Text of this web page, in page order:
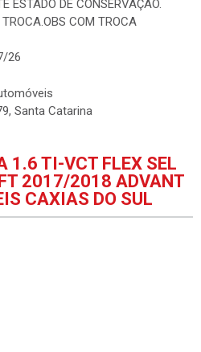
ESTADO DE CONSERVAÇÃO.
COM TROCA
26
Santa Catarina
1.6 TI-VCT FLEX SEL
2017/2018 ADVANT
CAXIAS DO SUL